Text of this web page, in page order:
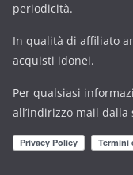
periodicità.
In qualità di affiliato
acquisti idonei.
Per qualsiasi
all’indirizzo mail dalla